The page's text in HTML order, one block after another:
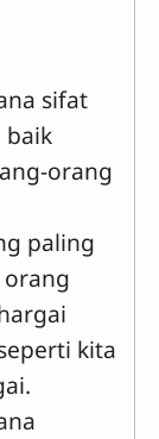
sifat
baik
orang
paling
kita